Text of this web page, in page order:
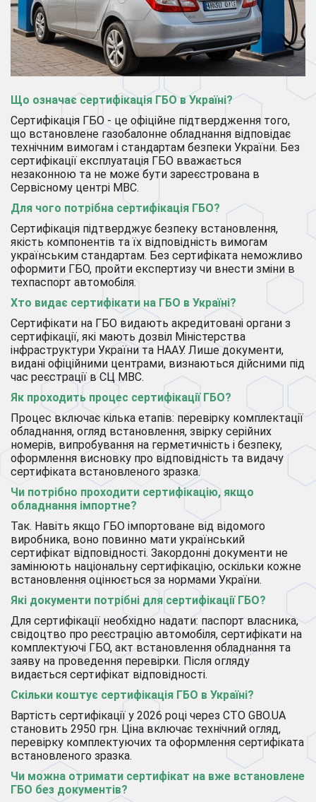
Що означає сертифікація ГБО в Україні?
Сертифікація ГБО - це офіційне підтвердження того,
що встановлене газобалонне обладнання відповідає
технічним вимогам і стандартам безпеки України. Без
сертифікації експлуатація ГБО вважається
незаконною та не може бути зареєстрована в
Сервісному центрі МВС.
Для чого потрібна сертифікація ГБО?
Сертифікація підтверджує безпеку встановлення,
якість компонентів та їх відповідність вимогам
українським стандартам. Без сертифіката неможливо
оформити ГБО, пройти експертизу чи внести зміни в
техпаспорт автомобіля.
Хто видає сертифікати на ГБО в Україні?
Сертифікати на ГБО видають акредитовані органи з
сертифікації, які мають дозвіл Міністерства
інфраструктури України та НААУ. Лише документи,
видані офіційними центрами, визнаються дійсними під
час реєстрації в СЦ МВС.
Як проходить процес сертифікації ГБО?
Процес включає кілька етапів: перевірку комплектації
обладнання, огляд встановлення, звірку серійних
номерів, випробування на герметичність і безпеку,
оформлення висновку про відповідність та видачу
сертифіката встановленого зразка.
Чи потрібно проходити сертифікацію, якщо
обладнання імпортне?
Так. Навіть якщо ГБО імпортоване від відомого
виробника, воно повинно мати український
сертифікат відповідності. Закордонні документи не
замінюють національну сертифікацію, оскільки кожне
встановлення оцінюється за нормами України.
Які документи потрібні для сертифікації ГБО?
Для сертифікації необхідно надати: паспорт власника,
свідоцтво про реєстрацію автомобіля, сертифікати на
комплектуючі ГБО, акт встановлення обладнання та
заяву на проведення перевірки. Після огляду
видається сертифікат відповідності.
Скільки коштує сертифікація ГБО в Україні?
Вартість сертифікації у 2026 році через СТО GBO.UA
становить 2950 грн. Ціна включає технічний огляд,
перевірку комплектуючих та оформлення сертифіката
встановленого зразка.
Чи можна отримати сертифікат на вже встановлене
ГБО без документів?